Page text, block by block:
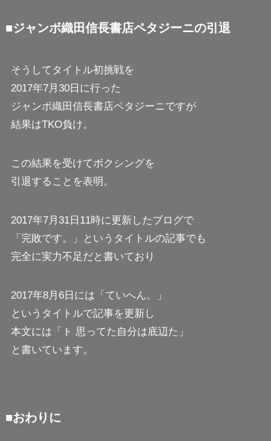
■ジャンボ織田信長書店ペタジーニの引退
そうしてタイトル初挑戦を
2017年7月30日に行った
ジャンボ織田信長書店ペタジーニですが
結果はTKO負け。
この結果を受けてボクシングを
引退することを表明。
2017年7月31日11時に更新したブログで
「完敗です。」というタイトルの記事でも
完全に実力不足だと書いており
2017年8月6日には「ていへん。」
というタイトルで記事を更新し
本文には「ト 思ってた自分は底辺た」
と書いています。
■おわりに